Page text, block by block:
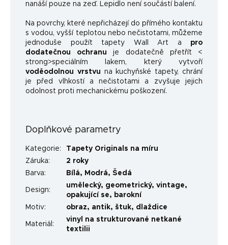
nanáší pouze na zeď. Lepidlo není součástí balení.
Na povrchy, které nepřicházejí do přímého kontaktu
s vodou, vyšší teplotou nebo nečistotami, můžeme
jednoduše použít tapety Wall Art a pro
dodatečnou ochranu je dodatečně přetřít <
strong>speciálním lakem, který vytvoří
voděodolnou vrstvu na kuchyňské tapety, chrání
je před vlhkostí a nečistotami a zvyšuje jejich
odolnost proti mechanickému poškození.
Doplňkové parametry
Kategorie:
Tapety Originals na míru
Záruka:
2 roky
Barva: Bílá, Modrá, Šedá
Design:
umělecký, geometrický, vintage,
opakující se, barokní
Motiv: obraz, antik, štuk, dlaždice
Materiál :
vinyl na strukturované netkané
textilii